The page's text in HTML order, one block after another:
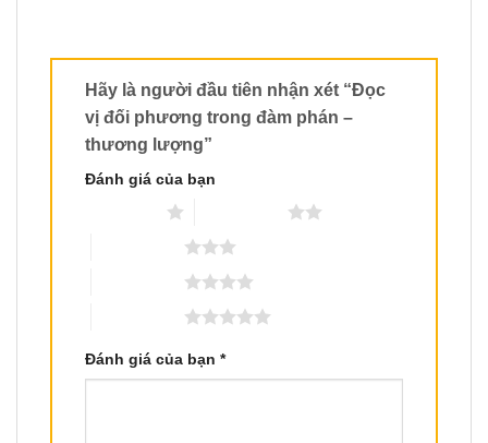
Hãy là người đầu tiên nhận xét “Đọc
vị đối phương trong đàm phán –
thương lượng”
Đánh giá của bạn
Đánh giá của bạn *